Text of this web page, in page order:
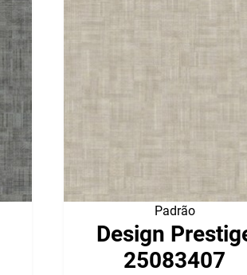
Padrão
Design
25083407